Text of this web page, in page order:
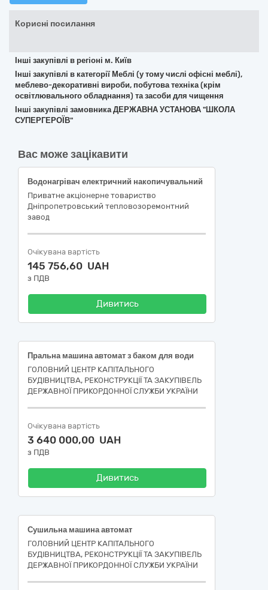
Корисні посилання
Інші закупівлі в регіоні м. Київ
Інші закупівлі в категорії Меблі (у тому числі офісні меблі),
меблево-декоративні вироби, побутова техніка (крім
освітлювального обладнання) та засоби для чищення
Інші закупівлі замовника ДЕРЖАВНА УСТАНОВА "ШКОЛА
СУПЕРГЕРОЇВ"
Вас може зацікавити
Водонагрівач електричний накопичувальний
Приватне акцiонерне товариство
Днiпропетровський тепловозоремонтний
завод
Очікувана вартість
145 756,60 UAH
з ПДВ
Дивитись
Пральна машина автомат з баком для води
ГОЛОВНИЙ ЦЕНТР КАПІТАЛЬНОГО
БУДІВНИЦТВА, РЕКОНСТРУКЦІЇ ТА ЗАКУПІВЕЛЬ
ДЕРЖАВНОЇ ПРИКОРДОННОЇ СЛУЖБИ УКРАЇНИ
Очікувана вартість
3 640 000,00 UAH
з ПДВ
Дивитись
Сушильна машина автомат
ГОЛОВНИЙ ЦЕНТР КАПІТАЛЬНОГО
БУДІВНИЦТВА, РЕКОНСТРУКЦІЇ ТА ЗАКУПІВЕЛЬ
ДЕРЖАВНОЇ ПРИКОРДОННОЇ СЛУЖБИ УКРАЇНИ